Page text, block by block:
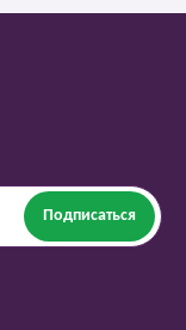
Подписаться